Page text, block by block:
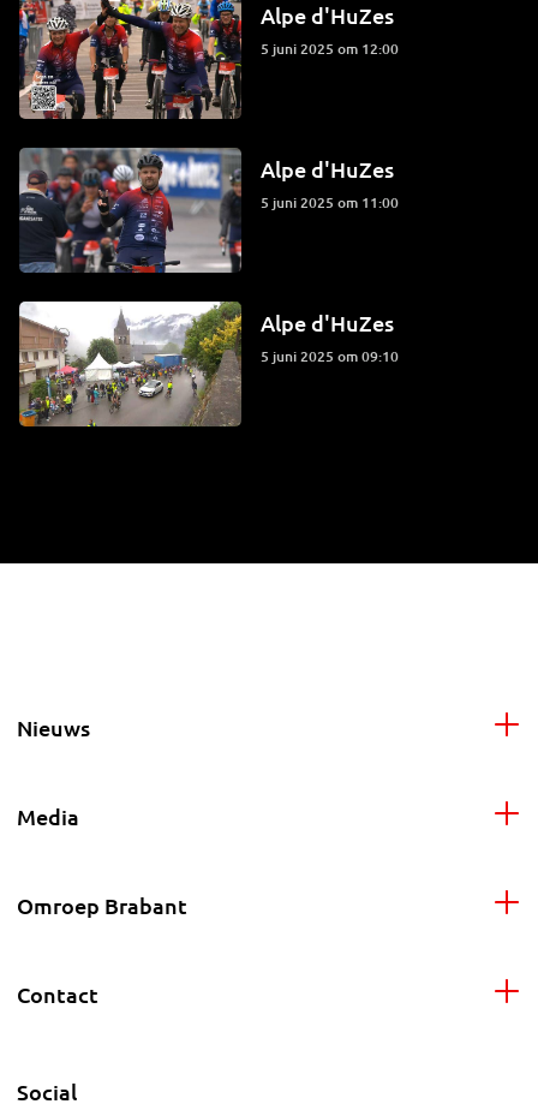
Alpe d'HuZes
5 juni 2025 om 12:00
Alpe d'HuZes
5 juni 2025 om 11:00
Alpe d'HuZes
5 juni 2025 om 09:10
Nieuws
Media
Omroep Brabant
Contact
Social